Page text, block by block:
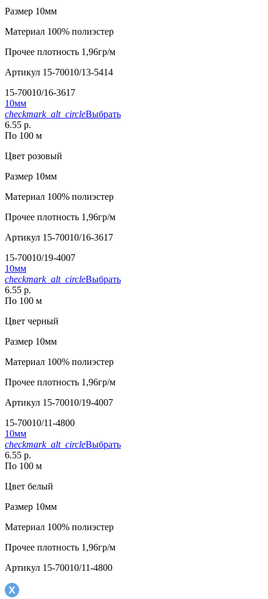
Размер 10мм
Материал 100% полиэстер
Прочее плотность 1,96гр/м
Артикул 15-70010/13-5414
15-70010/16-3617
10мм
checkmark_alt_circleВыбрать
6.55 р.
По 100 м
Цвет розовый
Размер 10мм
Материал 100% полиэстер
Прочее плотность 1,96гр/м
Артикул 15-70010/16-3617
15-70010/19-4007
10мм
checkmark_alt_circleВыбрать
6.55 р.
По 100 м
Цвет черный
Размер 10мм
Материал 100% полиэстер
Прочее плотность 1,96гр/м
Артикул 15-70010/19-4007
15-70010/11-4800
10мм
checkmark_alt_circleВыбрать
6.55 р.
По 100 м
Цвет белый
Размер 10мм
Материал 100% полиэстер
Прочее плотность 1,96гр/м
Артикул 15-70010/11-4800